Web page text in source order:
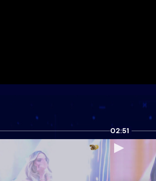
02:51